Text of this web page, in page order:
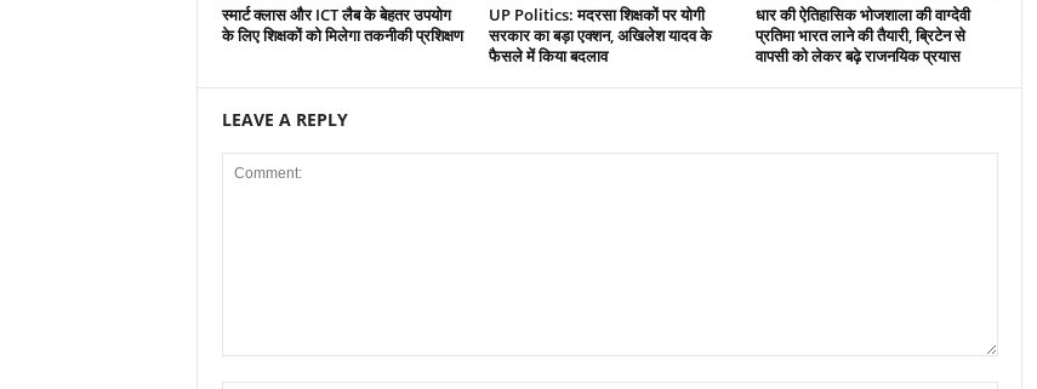
स्मार्ट क्लास और ICT लैब के बेहतर उपयोग
के लिए शिक्षकों को मिलेगा तकनीकी प्रशिक्षण
UP Politics: मदरसा शिक्षकों पर योगी
सरकार का बड़ा एक्शन, अखिलेश यादव के
फैसले में किया बदलाव
धार की ऐतिहासिक भोजशाला की वाग्देवी
प्रतिमा भारत लाने की तैयारी, ब्रिटेन से
वापसी को लेकर बढ़े राजनयिक प्रयास
LEAVE A REPLY